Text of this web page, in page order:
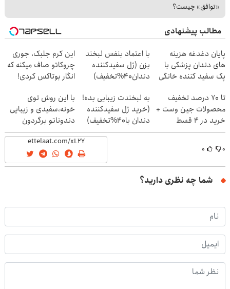
«توافق» چیست؟
مطالب پیشنهادی
پایان دغدغه هزینه
های دندان پزشکی با
پک سفید کننده خانگی
با اعتماد بنفس لبخند
بزن (ژل سفیدکننده
دندان40%تخفیف)
این کرم جلبک، جوری
چروکاتو صاف میکنه که
انگار بوتاکس کردی!
تا 70 درصد تخفیف
محصولات جین وست +
خرید در 4 قسط
به لبخندت زیبایی بده!
(خرید ژل سفیدکننده
دندان با40%تخفیف)
با این روش توی
خونه،سفیدی و زیبایی
دندوناتو برگردون
(40%off)
۰ ۰
شما چه نظری دارید؟